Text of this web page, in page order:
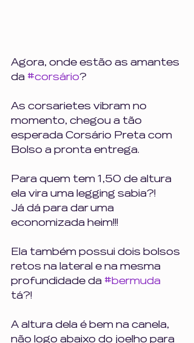
Agora, onde estão as amantes
da #corsário?
As corsarietes vibram no
momento, chegou a tão
esperada Corsário Preta com
Bolso a pronta entrega.
Para quem tem 1,50 de altura
ela vira uma legging sabia?!
Já dá para dar uma
economizada heim!!!
Ela também possui dois bolsos
retos na lateral e na mesma
profundidade da #bermuda
tá?!
A altura dela é bem na canela,
não logo abaixo do joelho para